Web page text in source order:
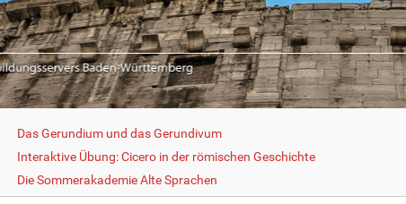
Das Gerundium und das Gerundivum
Interaktive Übung: Cicero in der römischen Geschichte
Die Sommerakademie Alte Sprachen